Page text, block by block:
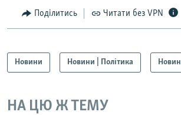
Поділитись Читати без VPN
Новини Новини | Політика
НА ЦЮ Ж ТЕМУ